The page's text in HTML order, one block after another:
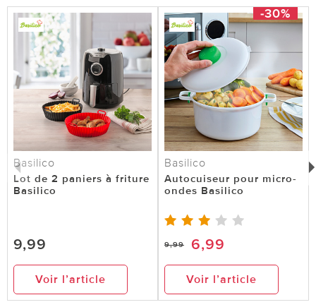
Basilico
Lot de 2 paniers à friture
Basilico
9,99
Voir l’article
-30%
Basilico
Autocuiseur pour micro-
ondes Basilico
9,99 6,99
Voir l’article